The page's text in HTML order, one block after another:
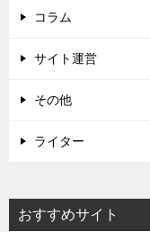
コラム
サイト運営
その他
ライター
おすすめサイト